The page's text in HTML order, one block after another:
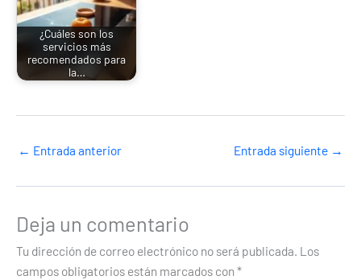
¿Cuáles son los
servicios más
recomendados para
la…
← Entrada anterior Entrada siguiente →
Deja un comentario
Tu dirección de correo electrónico no será publicada. Los
campos obligatorios están marcados con*